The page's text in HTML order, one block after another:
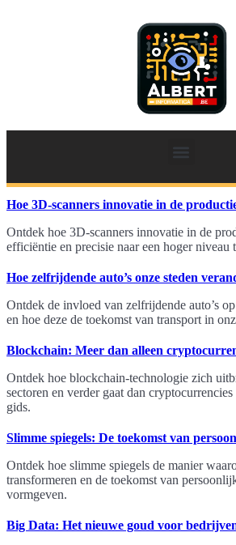
Hoe 3D-scanners innovatie in de
Ontdek hoe 3D-scanners innovatie in de
efficiëntie en precisie naar een hoger niveau
Hoe zelfrijdende auto’s onze steden
Ontdek de invloed van zelfrijdende auto’s
en hoe deze de toekomst van transport in
Blockchain: Meer dan alleen
Ontdek hoe blockchain-technologie zich
sectoren en verder gaat dan
gids.
Slimme spiegels: De toekomst van
Ontdek hoe slimme spiegels de manier
transformeren en de toekomst van
vormgeven.
Big Data: Het nieuwe goud voor